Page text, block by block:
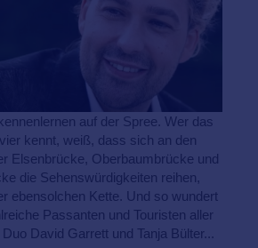
auf der Spree. Wer das
kennt, weiß, dass sich an den
Elsenbrücke, Oberbaumbrücke und
die Sehenswürdigkeiten reihen,
ebensolchen Kette. Und so wundert
Passanten und Touristen aller
David Garrett und Tanja Bülter...